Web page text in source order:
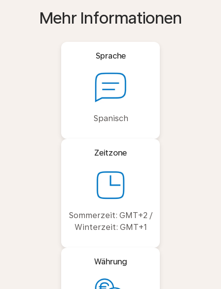
Mehr Informationen
Sprache
Spanisch
Zeitzone
Sommerzeit: GMT+2 /
Winterzeit: GMT+1
Währung